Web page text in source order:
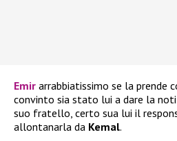
Emir arrabbiatissimo se la prende
convinto sia stato lui a dare la
suo fratello, certo sua lui il
allontanarla da Kemal.